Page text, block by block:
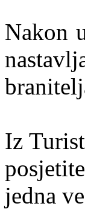
Nakon
Iz
jedna